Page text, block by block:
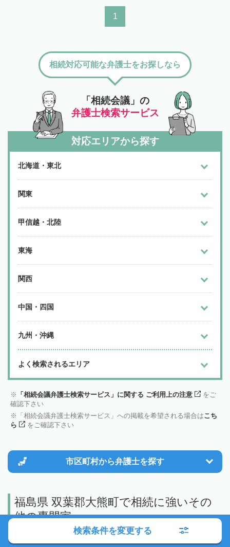
1
「相続会議」の
弁護士検索サービス
相続対応可能な弁護士をお探しなら
対応エリアから探す
北海道・東北
関東
甲信越・北陸
東海
関西
中国・四国
九州・沖縄
よく検索されるエリア
「相続会議弁護士検索サービス」に関する ご利用上の注意
をご
確認下さい
「相続会議弁護士検索サービス」への掲載を希望される場合はこち
ら
をご確認下さい
市区町村から弁護士を探す
福島県 双葉郡大熊町で相続に強いその
他の専門家
検索条件を変更する